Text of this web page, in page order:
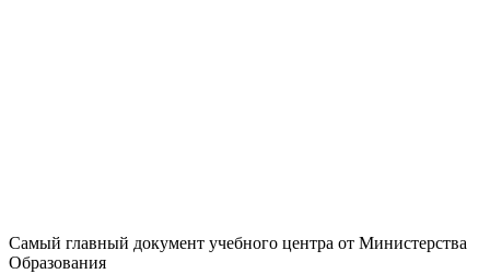
Самый главный документ учебного центра от Министерства
Образования